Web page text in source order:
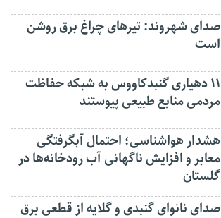
صدای شهروند: تیرهای چراغ برق روشن
است
۱۱ دهیاری گنبدکاووس به شبکه حفاظت
مردمی منابع طبیعی پیوستند
هشدار هواشناسی؛ احتمال آبگرفتگی
معابر و افزایش ناگهانی آب رودخانه‌ها در
گلستان
صدای نانوای گنبدی و گلایه از قطعی برق